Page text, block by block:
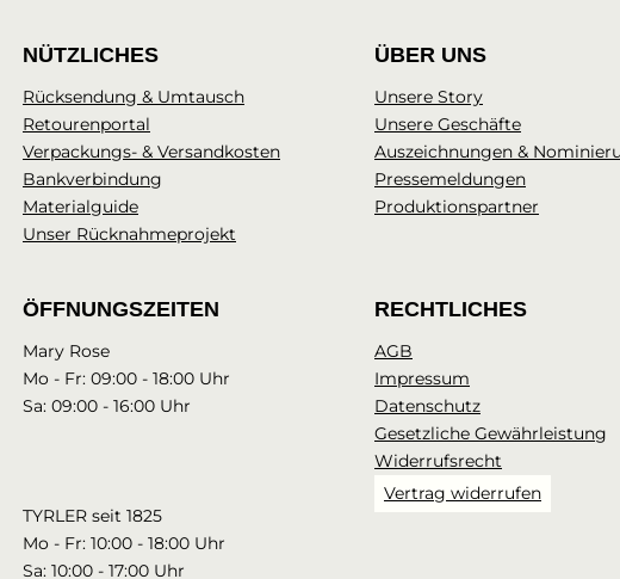
NÜTZLICHES
Rücksendung & Umtausch
Retourenportal
Verpackungs- & Versandkosten
Bankverbindung
Materialguide
Unser Rücknahmeprojekt
ÜBER UNS
Unsere Story
Unsere Geschäfte
Auszeichnungen &
Pressemeldungen
Produktionspartner
ÖFFNUNGSZEITEN
Mary Rose
Mo - Fr: 09:00 - 18:00 Uhr
Sa: 09:00 - 16:00 Uhr
TYRLER seit 1825
Mo - Fr: 10:00 - 18:00 Uhr
Sa: 10:00 - 17:00 Uhr
RECHTLICHES
AGB
Impressum
Datenschutz
Gesetzliche Gewährleistung
Widerrufsrecht
Vertrag widerrufen